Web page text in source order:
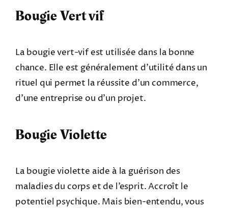
Bougie Vert vif
La bougie vert-vif est utilisée dans la bonne
chance. Elle est généralement d’utilité dans un
rituel qui permet la réussite d’un commerce,
d’une entreprise ou d’un projet.
Bougie Violette
La bougie violette aide à la guérison des
maladies du corps et de l’esprit. Accroît le
potentiel psychique. Mais bien-entendu, vous